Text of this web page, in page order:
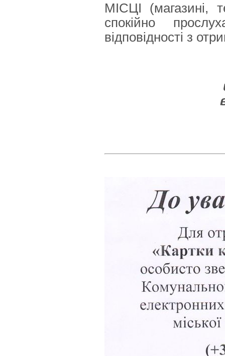
МІСЦІ (магазині,
спокійно
відповідності з